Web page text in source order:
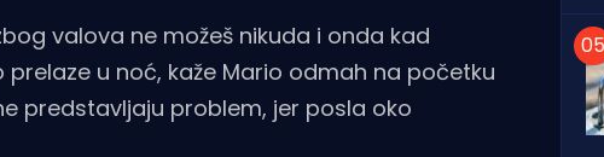
valova ne možeš nikuda i onda kad
u noć, kaže Mario odmah na početku
predstavljaju problem, jer posla oko